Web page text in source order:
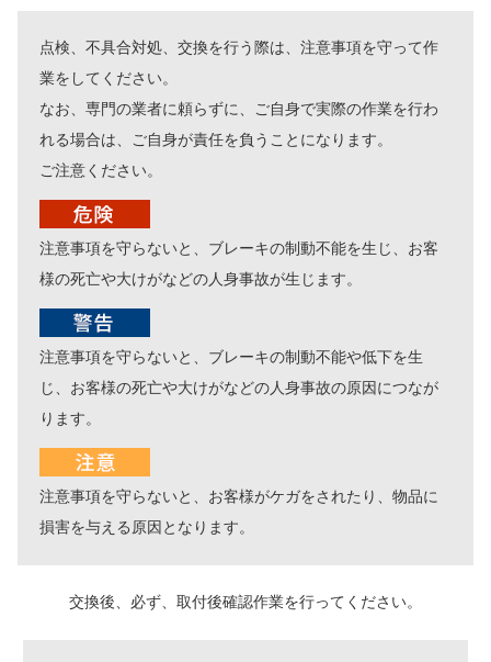
点検、不具合対処、交換を行う際は、注意事項を守って作
業をしてください。
なお、専門の業者に頼らずに、ご自身で実際の作業を行わ
れる場合は、ご自身が責任を負うことになります。
ご注意ください。
注意事項を守らないと、ブレーキの制動不能を生じ、お客
様の死亡や大けがなどの人身事故が生じます。
注意事項を守らないと、ブレーキの制動不能や低下を生
じ、お客様の死亡や大けがなどの人身事故の原因につなが
ります。
注意事項を守らないと、お客様がケガをされたり、物品に
損害を与える原因となります。
交換後、必ず、取付後確認作業を行ってください。